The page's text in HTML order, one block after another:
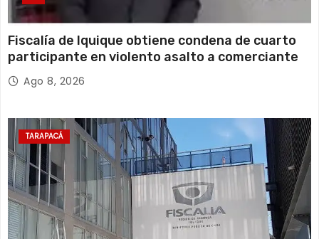
Fiscalía de Iquique obtiene condena de cuarto
participante en violento asalto a comerciante
Ago 8, 2026
TARAPACÁ